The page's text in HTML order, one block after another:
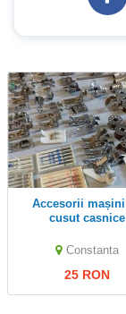
accesorii mașini de
cusut casnice
Constanta
25 RON